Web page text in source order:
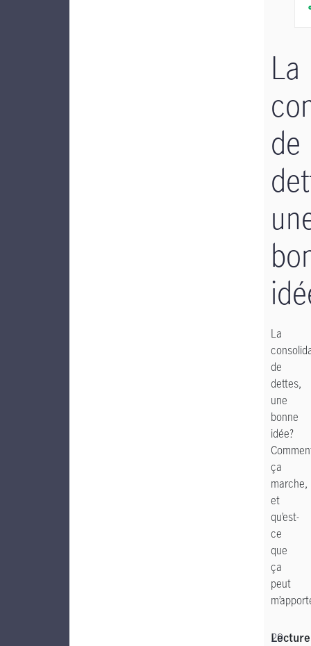
La
de
La
de
dettes,
une
bonne
idée?
ça
marche,
et
qu’est-
ce
que
ça
peut
Lecture
29